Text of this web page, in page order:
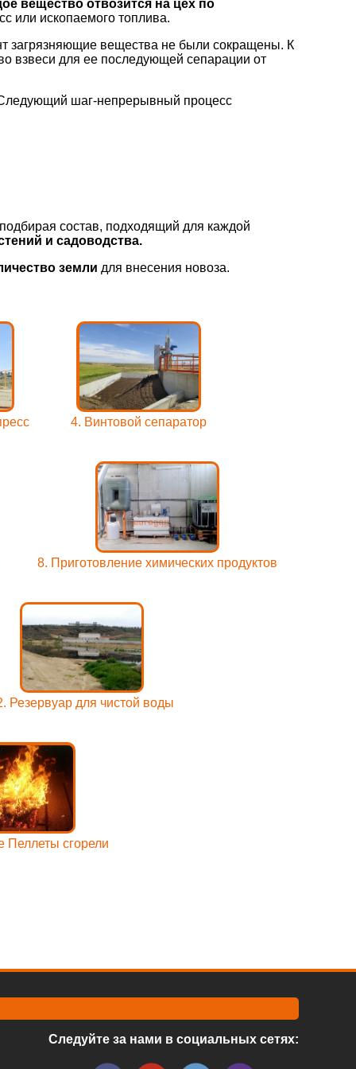
вещество отвозится на цех по
или ископаемого топлива.
загрязняющие вещества не были сокращены. К
взвеси для ее последующей сепарации от
шаг-непрерывный процесс
состав, подходящий для каждой
и садоводства.
земли для внесения новоза.
4. Винтовой сепаратор
8. Приготовление химических продуктов
Резервуар для чистой воды
сгорели
Следуйте за нами в социальных сетях: